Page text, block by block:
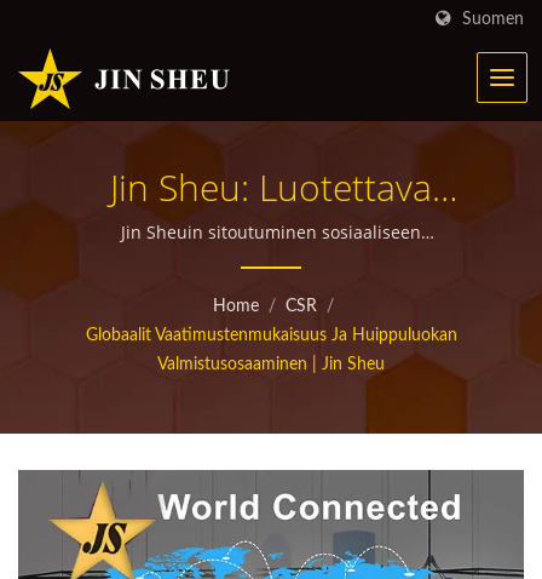
Suomen
Jin Sheu: Luotettava
Kumppanisi Korkean
Panoksen Globaalissa
Brändäyksessä |
Räätälöityjen
Mainontatuotteiden
Valmistaja, Jolla On Yli 30
Vuoden Kokemus
Jin Sheuin sitoutuminen sosiaaliseen
vaatimustenmukaisuuteen | Jin Sheu räätälöidyt
Home / CSR
/
Globaalit Vaatimustenmukaisuus Ja Huippuluokan
Valmistusosaaminen | Jin Sheu